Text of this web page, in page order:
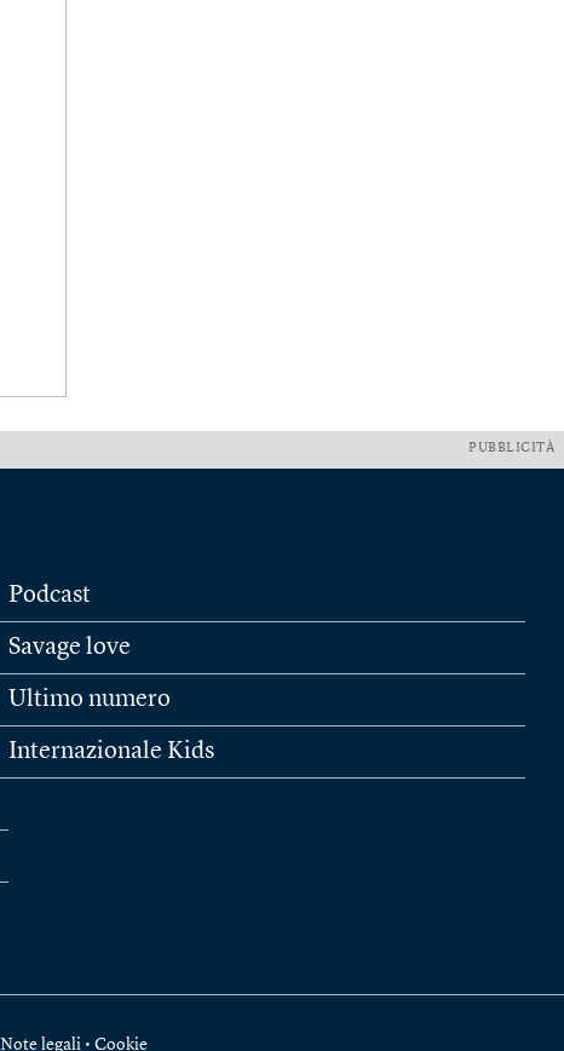
PUBBLICITÀ
Podcast
Savage love
Ultimo numero
Internazionale Kids
Note legali • Cookie